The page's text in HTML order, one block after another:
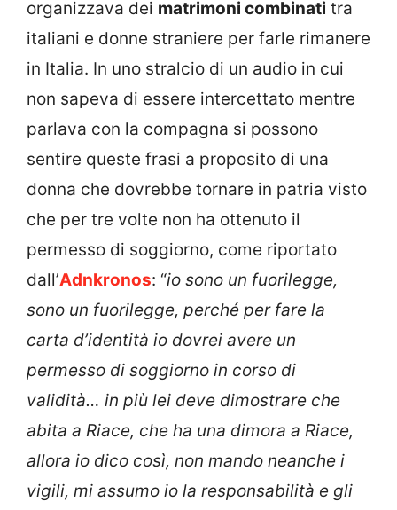
organizzava dei matrimoni combinati tra
italiani e donne straniere per farle rimanere
in Italia. In uno stralcio di un audio in cui
non sapeva di essere intercettato mentre
parlava con la compagna si possono
sentire queste frasi a proposito di una
donna che dovrebbe tornare in patria visto
che per tre volte non ha ottenuto il
permesso di soggiorno, come riportato
dall’Adnkronos: “io sono un fuorilegge,
sono un fuorilegge, perché per fare la
carta d’identità io dovrei avere un
permesso di soggiorno in corso di
validità… in più lei deve dimostrare che
abita a Riace, che ha una dimora a Riace,
allora io dico così, non mando neanche i
vigili, mi assumo io la responsabilità e gli